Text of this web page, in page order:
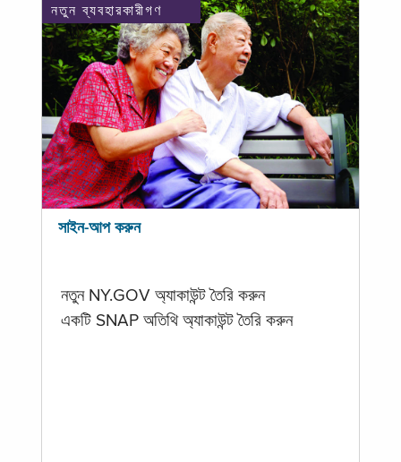
নতুন ব্যবহারকারীগণ
সাইন-আপ করুন
নতুন NY.GOV অ্যাকাউন্ট তৈরি করুন
একটি SNAP অতিথি অ্যাকাউন্ট তৈরি করুন